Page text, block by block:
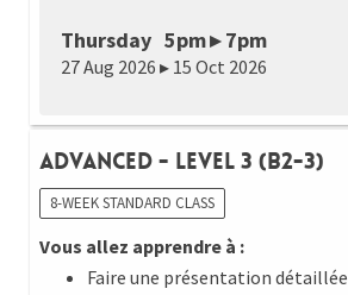
Thursday 5pm ▸ 7pm
27 Aug 2026 ▸ 15 Oct 2026
Advanced - Level 3 (B2-3)
8-WEEK STANDARD CLASS
Vous allez apprendre à :
Faire une présentation détaillée